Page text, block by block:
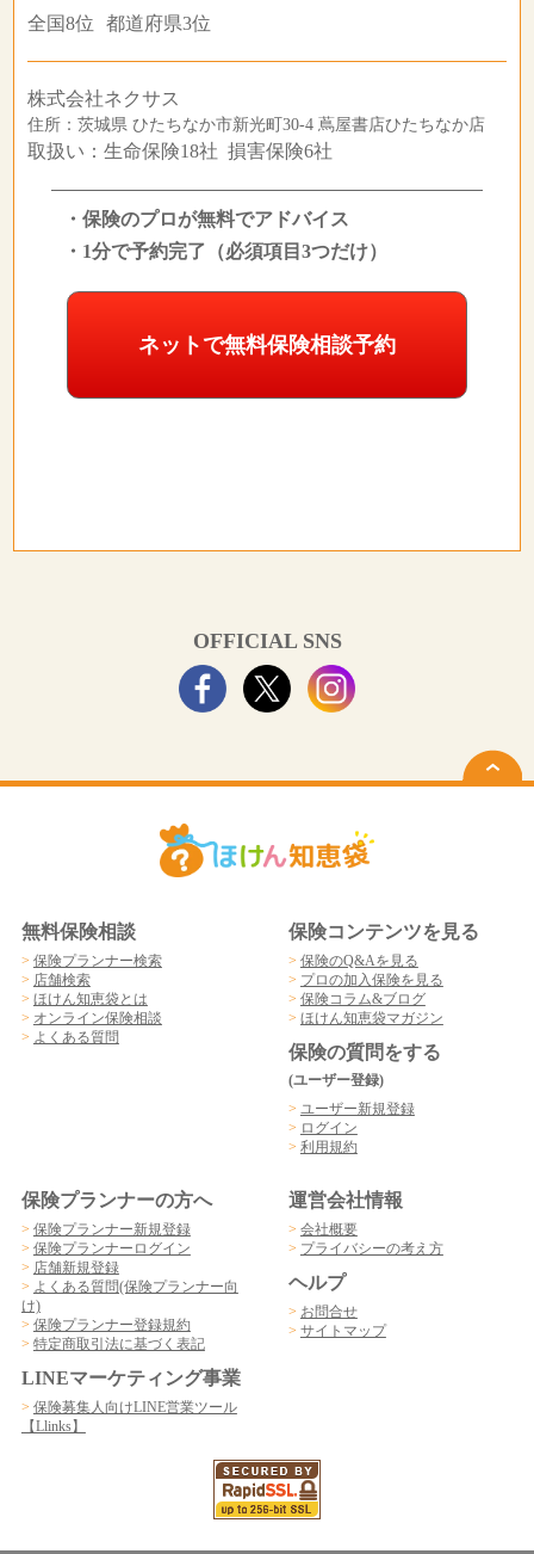
全国8位 都道府県3位
株式会社ネクサス
住所：茨城県 ひたちなか市新光町30-4 蔦屋書店ひたちなか店
取扱い：生命保険18社 損害保険6社
・保険のプロが無料でアドバイス
・1分で予約完了（必須項目3つだけ）
ネットで無料保険相談予約
OFFICIAL SNS
無料保険相談
> 保険プランナー検索
> 店舗検索
> ほけん知恵袋とは
> オンライン保険相談
> よくある質問
保険コンテンツを見る
> 保険のQ&Aを見る
> プロの加入保険を見る
> 保険コラム&ブログ
> ほけん知恵袋マガジン
保険の質問をする
(ユーザー登録)
> ユーザー新規登録
> ログイン
> 利用規約
保険プランナーの方へ
> 保険プランナー新規登録
> 保険プランナーログイン
> 店舗新規登録
> よくある質問(保険プランナー向
け)
> 保険プランナー登録規約
> 特定商取引法に基づく表記
LINEマーケティング事業
> 保険募集人向けLINE営業ツール
【Llinks】
運営会社情報
> 会社概要
> プライバシーの考え方
ヘルプ
> お問合せ
> サイトマップ